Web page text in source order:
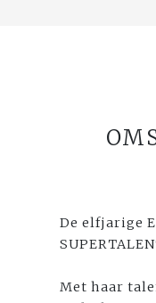
De elfjarige
Met haar